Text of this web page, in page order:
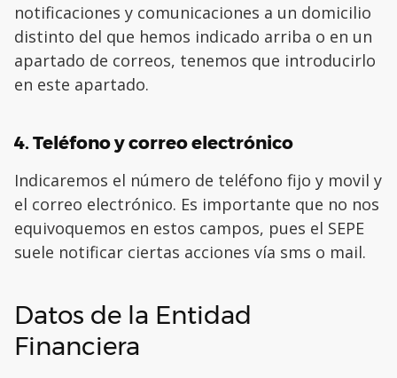
notificaciones y comunicaciones a un domicilio
distinto del que hemos indicado arriba o en un
apartado de correos, tenemos que introducirlo
en este apartado.
4. Teléfono y correo electrónico
Indicaremos el número de teléfono fijo y movil y
el correo electrónico. Es importante que no nos
equivoquemos en estos campos, pues el SEPE
suele notificar ciertas acciones vía sms o mail.
Datos de la Entidad
Financiera